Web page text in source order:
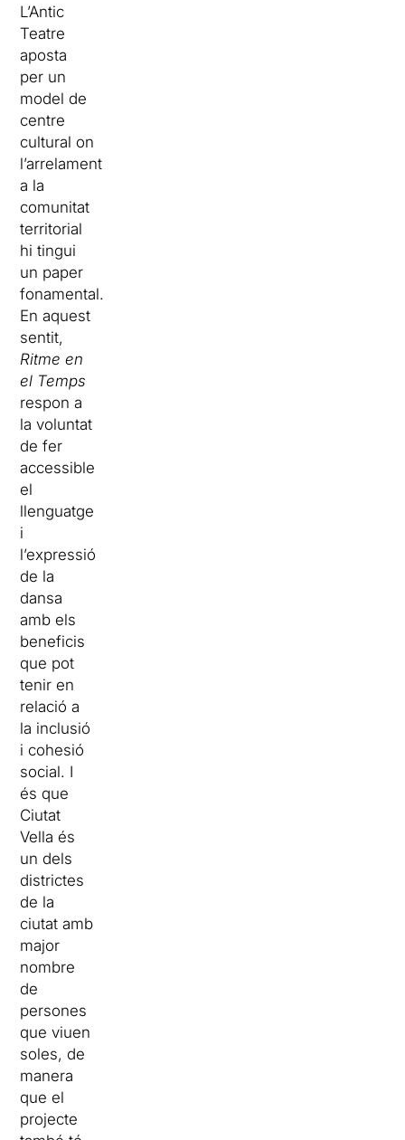
L’Antic
Teatre
aposta
per un
model de
centre
cultural on
l’arrelament
a la
comunitat
territorial
hi tingui
un paper
fonamental.
En aquest
sentit,
Ritme en
el Temps
respon a
la voluntat
de fer
accessible
el
llenguatge
i
l’expressió
de la
dansa
amb els
beneficis
que pot
tenir en
relació a
la inclusió
i cohesió
social. I
és que
Ciutat
Vella és
un dels
districtes
de la
ciutat amb
major
nombre
de
persones
que viuen
soles, de
manera
que el
projecte